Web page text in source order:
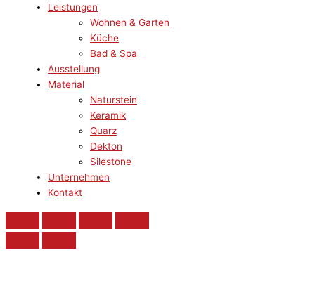
Leistungen
Wohnen & Garten
Küche
Bad & Spa
Ausstellung
Material
Naturstein
Keramik
Quarz
Dekton
Silestone
Unternehmen
Kontakt